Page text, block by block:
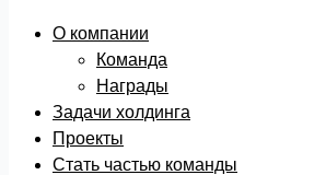
О компании
Команда
Награды
Задачи холдинга
Проекты
Стать частью команды